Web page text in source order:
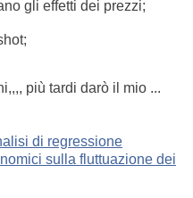
gli effetti dei prezzi;
più tardi darò il mio ...
di regressione
sulla fluttuazione dei